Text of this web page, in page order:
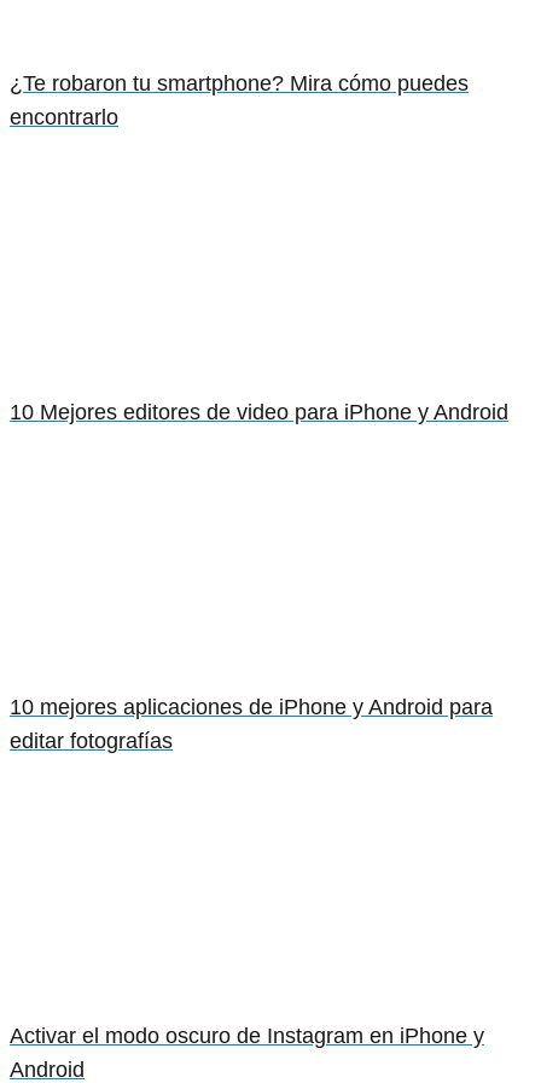
¿Te robaron tu smartphone? Mira cómo puedes
encontrarlo
10 Mejores editores de video para iPhone y Android
10 mejores aplicaciones de iPhone y Android para
editar fotografías
Activar el modo oscuro de Instagram en iPhone y
Android